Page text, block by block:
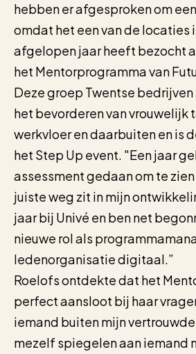
hebben er afgesproken om
omdat het een van de locaties
afgelopen jaar heeft bezocht
het Mentorprogramma van
Deze groep Twentse bedrijven
het bevorderen van vrouwelijk
werkvloer en daarbuiten en is
het Step Up event. "Een jaar
assessment gedaan om te
juiste weg zit in mijn
jaar bij Univé en ben net
nieuwe rol als
ledenorganisatie digitaal.”
Roelofs ontdekte dat het
perfect aansloot bij haar
iemand buiten mijn
mezelf spiegelen aan iemand